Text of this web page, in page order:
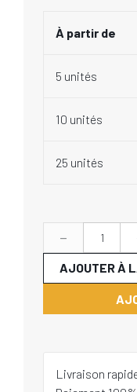
À partir de
5 unités
10 unités
25 unités
-
AJOUTER À
Livraison